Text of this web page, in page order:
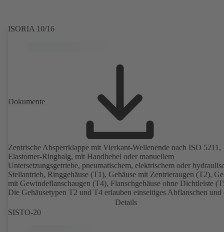
ISORIA 10/16
Dokumente
Zentrische Absperrklappe mit Vierkant-Wellenende nach ISO 5211,
Elastomer-Ringbalg, mit Handhebel oder manuellem
Untersetzungsgetriebe, pneumatischem, elektrischem oder
Stellantrieb, Ringgehäuse (T1), Gehäuse mit Zentrieraugen (T2),
mit Gewindeflanschaugen (T4), Flanschgehäuse ohne Dichtleiste
Die Gehäusetypen T2 und T4 erlauben einseitiges Abflanschen und
Einbau als Endarmatur mit Gegenflansch. Anschlüsse nach EN,
JIS.
Details
SISTO-20